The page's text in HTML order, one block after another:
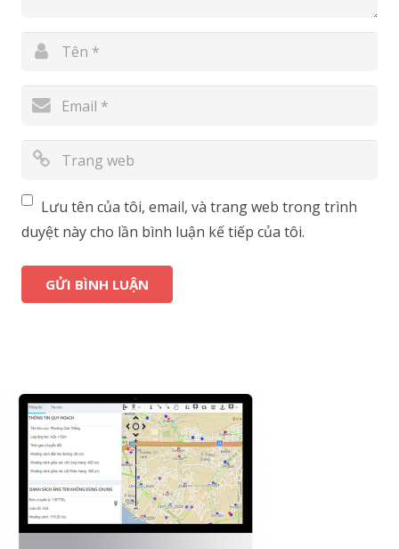
Lưu tên của tôi, email, và trang web trong trình
duyệt này cho lần bình luận kế tiếp của tôi.